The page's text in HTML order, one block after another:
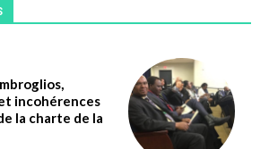
incohérences
la charte de la